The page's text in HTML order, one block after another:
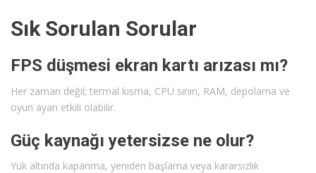
Sık Sorulan Sorular
FPS düşmesi ekran kartı arızası mı?
Her zaman değil; termal kısma, CPU sınırı, RAM, depolama ve
oyun ayarı etkili olabilir.
Güç kaynağı yetersizse ne olur?
Yük altında kapanma, yeniden başlama veya kararsızlık